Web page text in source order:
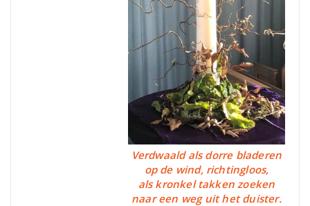
Verdwaald als dorre bladeren
op de wind, richtingloos,
als kronkel takken zoeken
naar een weg uit het duister.